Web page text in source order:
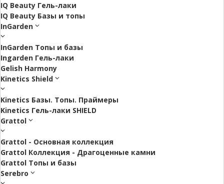
IQ Beauty Гель-лаки
IQ Beauty Базы и топы
InGarden
InGarden Топы и базы
Ingarden Гель-лаки
Gelish Harmony
Kinetics Shield
Kinetics Базы. Топы. Праймеры
Kinetics Гель-лаки SHIELD
Grattol
Grattol - Oснoвнaя коллекция
Grattol Коллекция - Драгоценные камни
Grattol Топы и базы
Serebro